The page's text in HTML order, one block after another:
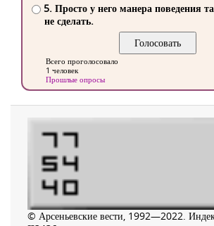
5. Просто у него манера поведения
не сделать.
Всего проголосовало
1 человек
Прошлые опросы
© Арсеньевские вести, 1992—2022.